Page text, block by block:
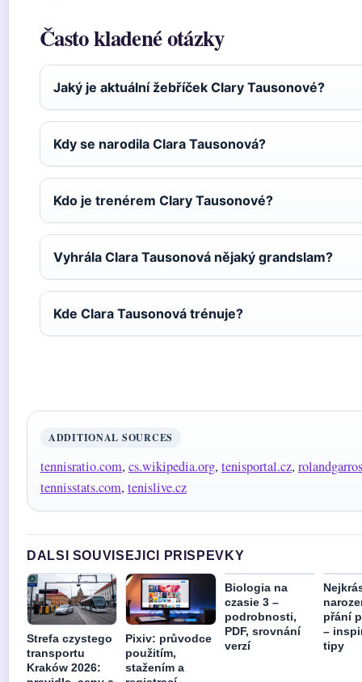
Často kladené otázky
Jaký je aktuální žebříček Clary Tausonové?
Kdy se narodila Clara Tausonová?
Kdo je trenérem Clary Tausonové?
Vyhrála Clara Tausonová nějaký grandslam?
Kde Clara Tausonová trénuje?
ADDITIONAL SOURCES
tennisratio.com, cs.wikipedia.org, tenisportal.cz,
tennisstats.com, tenislive.cz
DALSI SOUVISEJICI PRISPEVKY
Strefa czystego
transportu
Kraków 2026:
Pixiv: průvodce
použitím,
stažením a
Biologia na
czasie 3 –
podrobnosti,
PDF, srovnání
verzí
přání
–
tipy